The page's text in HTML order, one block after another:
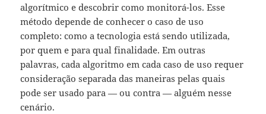
algorítmico e descobrir como monitorá-los. Esse
método depende de conhecer o caso de uso
completo: como a tecnologia está sendo utilizada,
por quem e para qual finalidade. Em outras
palavras, cada algoritmo em cada caso de uso requer
consideração separada das maneiras pelas quais
pode ser usado para — ou contra — alguém nesse
cenário.